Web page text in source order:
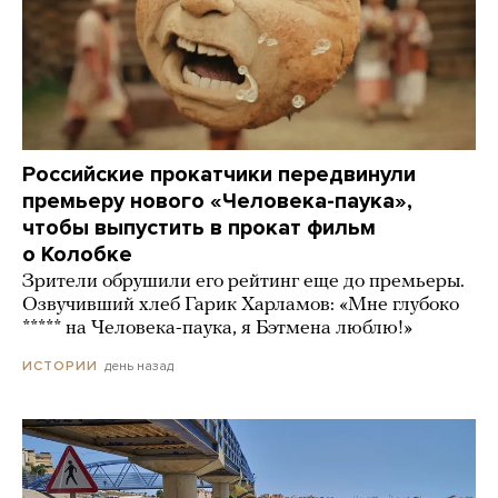
Российские прокатчики передвинули
премьеру нового «Человека-паука»,
чтобы выпустить в прокат фильм
о Колобке
Зрители обрушили его рейтинг еще до премьеры.
Озвучивший хлеб Гарик Харламов: «Мне глубоко
***** на Человека-паука, я Бэтмена люблю!»
ИСТОРИИ день назад